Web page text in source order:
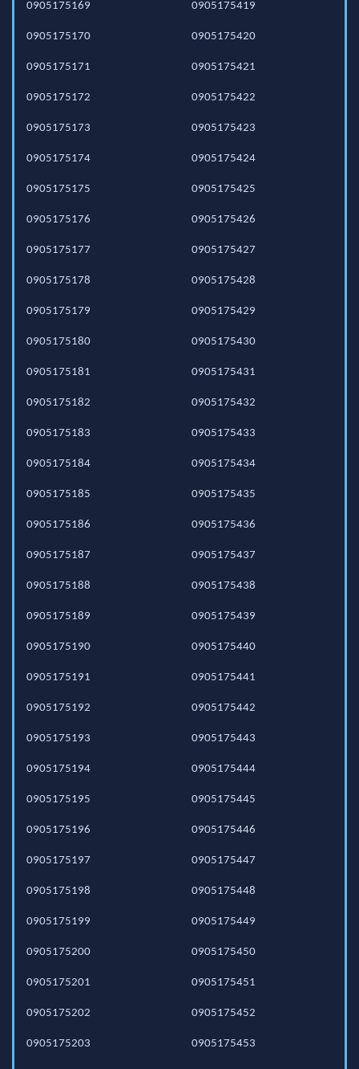
0905175169
0905175170
0905175171
0905175172
0905175173
0905175174
0905175175
0905175176
0905175177
0905175178
0905175179
0905175180
0905175181
0905175182
0905175183
0905175184
0905175185
0905175186
0905175187
0905175188
0905175189
0905175190
0905175191
0905175192
0905175193
0905175194
0905175195
0905175196
0905175197
0905175198
0905175199
0905175200
0905175201
0905175202
0905175203
0905175419
0905175420
0905175421
0905175422
0905175423
0905175424
0905175425
0905175426
0905175427
0905175428
0905175429
0905175430
0905175431
0905175432
0905175433
0905175434
0905175435
0905175436
0905175437
0905175438
0905175439
0905175440
0905175441
0905175442
0905175443
0905175444
0905175445
0905175446
0905175447
0905175448
0905175449
0905175450
0905175451
0905175452
0905175453